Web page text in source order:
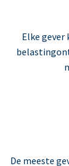
Elke
De meeste